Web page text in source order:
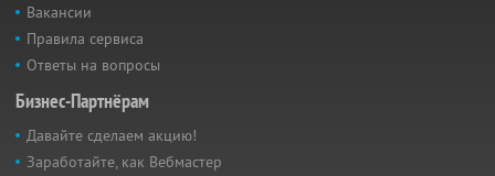
Вакансии
Правила сервиса
Ответы на вопросы
Бизнес-Партнёрам
Давайте сделаем акцию!
Заработайте, как Вебмастер